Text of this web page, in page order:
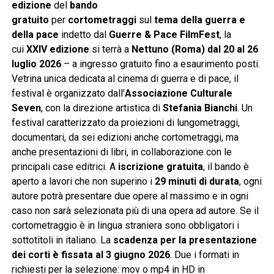
edizione del bando
gratuito per cortometraggisul tema della guerra e
della pace indetto dal Guerre & Pace FilmFest, la
cui XXIV edizione si terrà a Nettuno (Roma) dal 20 al 26
luglio 2026– a ingresso gratuito fino a esaurimento posti.
Vetrina unica dedicata al cinema di guerra e di pace, il
festival è organizzato dall’Associazione Culturale
Seven, con la direzione artistica di Stefania Bianchi. Un
festival caratterizzato da proiezioni di lungometraggi,
documentari, da sei edizioni anche cortometraggi, ma
anche presentazioni di libri, in collaborazione con le
principali case editrici. A iscrizione gratuita, il bando è
aperto a lavori che non superino i 29 minuti di durata, ogni
autore potrà presentare due opere al massimo e in ogni
caso non sarà selezionata più di una opera ad autore. Se il
cortometraggio è in lingua straniera sono obbligatori i
sottotitoli in italiano. Lascadenza per la presentazione
dei corti è fissata al 3 giugno 2026. Due i formati in
richiesti per la selezione: mov o mp4 in HD in